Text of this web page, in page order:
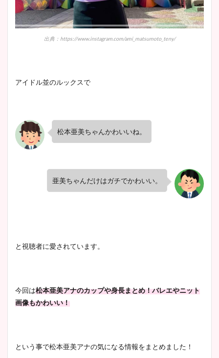
出典：https://www.instagram.com/ami_matsumoto_teny/
アイドル並のルックスで
松本亜美ちゃんかわいいね。
亜美ちゃんだけはガチでかわいい。
と視聴者に愛されています。
今回は松本亜美アナのカップや身長まとめ！バレエやニット
画像もかわいい！
という事で松本亜美アナの気になる情報をまとめました！